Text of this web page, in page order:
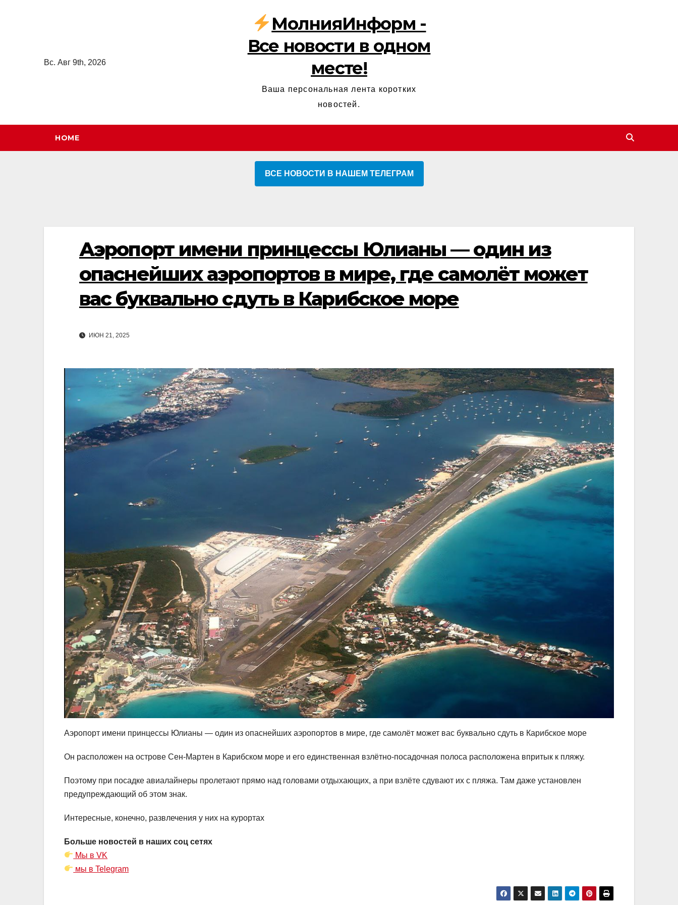
Вс. Авг 9th, 2026
МолнияИнформ -
Все новости в одном
месте!
Ваша персональная лента коротких
новостей.
HOME
ВСЕ НОВОСТИ В НАШЕМ ТЕЛЕГРАМ
Аэропорт имени принцессы Юлианы — один из
опаснейших аэропортов в мире, где самолёт может
вас буквально сдуть в Карибское море
ИЮН 21, 2025
Аэропорт имени принцессы Юлианы — один из опаснейших аэропортов в мире, где самолёт может вас буквально сдуть в Карибское море
Он расположен на острове Сен-Мартен в Карибском море и его единственная взлётно-посадочная полоса расположена впритык к пляжу.
Поэтому при посадке авиалайнеры пролетают прямо над головами отдыхающих, а при взлёте сдувают их с пляжа. Там даже установлен
предупреждающий об этом знак.
Интересные, конечно, развлечения у них на курортах
Больше новостей в наших соц сетях
Мы в VK
мы в Telegram